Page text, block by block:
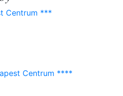
Centrum ***
Centrum ****